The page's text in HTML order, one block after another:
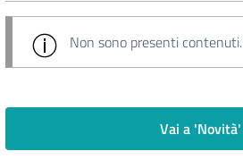
Non sono presenti contenuti.
Vai a 'Novità'